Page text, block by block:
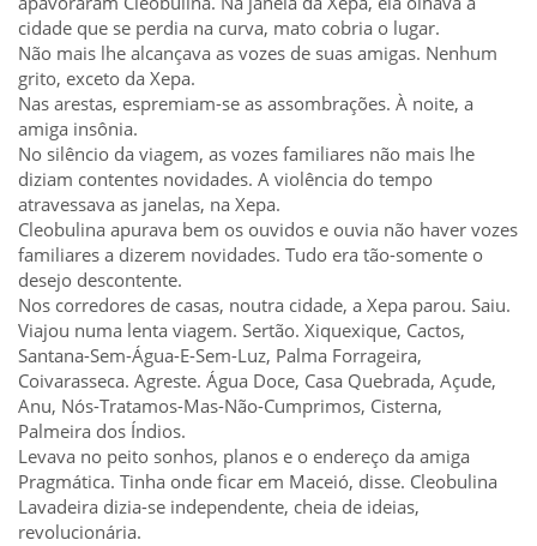
cidade que se perdia na curva, mato cobria o lugar.
Não mais lhe alcançava as vozes de suas amigas. Nenhum
grito, exceto da Xepa.
Nas arestas, espremiam-se as assombrações. À noite, a
amiga insônia.
No silêncio da viagem, as vozes familiares não mais lhe
diziam contentes novidades. A violência do tempo
atravessava as janelas, na Xepa.
Cleobulina apurava bem os ouvidos e ouvia não haver vozes
familiares a dizerem novidades. Tudo era tão-somente o
desejo descontente.
Nos corredores de casas, noutra cidade, a Xepa parou. Saiu.
Viajou numa lenta viagem. Sertão. Xiquexique, Cactos,
Santana-Sem-Água-E-Sem-Luz, Palma Forrageira,
Coivarasseca. Agreste. Água Doce, Casa Quebrada, Açude,
Anu, Nós-Tratamos-Mas-Não-Cumprimos, Cisterna,
Palmeira dos Índios.
Levava no peito sonhos, planos e o endereço da amiga
Pragmática. Tinha onde ficar em Maceió, disse. Cleobulina
Lavadeira dizia-se independente, cheia de ideias,
revolucionária.